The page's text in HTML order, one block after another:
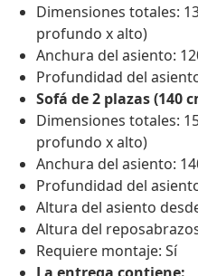
Dimensiones totales:
profundo x alto)
Anchura del asiento:
Profundidad del
Sofá de 2 plazas (140
Dimensiones totales:
profundo x alto)
Anchura del asiento:
Profundidad del
Altura del asiento
Altura del
Requiere montaje: Sí